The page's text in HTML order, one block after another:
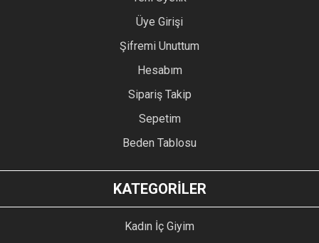
Üye Girişi
Şifremi Unuttum
Hesabım
Sipariş Takip
Sepetim
Beden Tablosu
KATEGORİLER
Kadın İç Giyim